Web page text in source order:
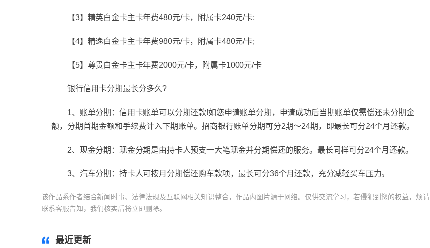
【3】精英白金卡主卡年费480元/卡，附属卡240元/卡;
【4】精逸白金卡主卡年费980元/卡，附属卡480元/卡;
【5】尊贵白金卡主卡年费2000元/卡，附属卡1000元/卡
银行信用卡分期最长分多久?
1、账单分期：信用卡账单可以分期还款!如您申请账单分期，申请成功后当期账单仅需偿还未分期金
额，分期首期金额和手续费计入下期账单。招商银行账单分期可分2期～24期，即最长可分24个月还款。
2、现金分期：现金分期是由持卡人预支一大笔现金并分期偿还的服务。最长同样可分24个月还款。
3、汽车分期：持卡人可按月分期偿还购车款项，最长可分36个月还款，充分减轻买车压力。
该作品系作者结合新闻时事、法律法规及互联网相关知识整合，作品内图片源于网络。仅供交流学习，若侵犯到您的权益，烦请
联系客服告知，我们核实后将立即删除。
最近更新